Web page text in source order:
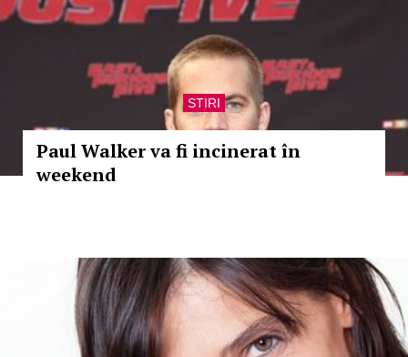
STIRI
Paul Walker va fi incinerat în
weekend